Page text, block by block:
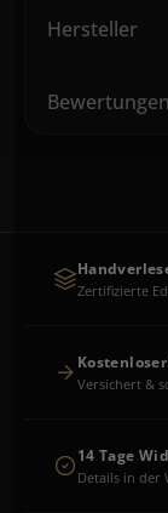
Hersteller
Bewertungen
Zertifizierte
Versichert &
14 Tage
Details in der